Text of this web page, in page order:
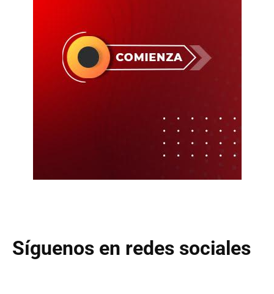
Síguenos en redes sociales